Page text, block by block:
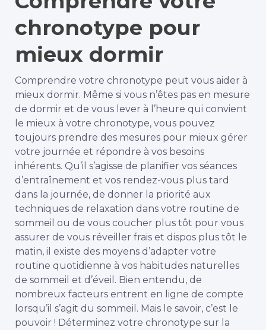
chronotype pour
mieux dormir
Comprendre votre chronotype peut vous aider à
mieux dormir. Même si vous n’êtes pas en mesure
de dormir et de vous lever à l’heure qui convient
le mieux à votre chronotype, vous pouvez
toujours prendre des mesures pour mieux gérer
votre journée et répondre à vos besoins
inhérents. Qu’il s’agisse de planifier vos séances
d’entraînement et vos rendez-vous plus tard
dans la journée, de donner la priorité aux
techniques de relaxation dans votre routine de
sommeil ou de vous coucher plus tôt pour vous
assurer de vous réveiller frais et dispos plus tôt le
matin, il existe des moyens d’adapter votre
routine quotidienne à vos habitudes naturelles
de sommeil et d’éveil. Bien entendu, de
nombreux facteurs entrent en ligne de compte
lorsqu’il s’agit du sommeil. Mais le savoir, c’est le
pouvoir ! Déterminez votre chronotype sur la